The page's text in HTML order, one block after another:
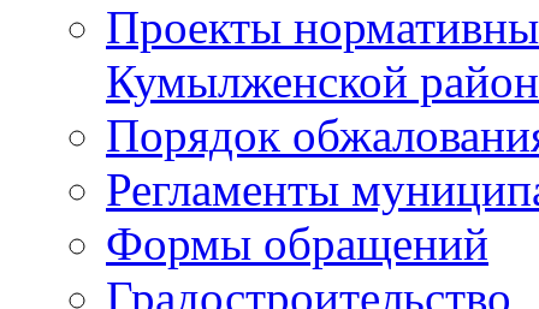
Проекты
Кумылженской
Порядок
Регламенты
Формы обращений
Градостроительство